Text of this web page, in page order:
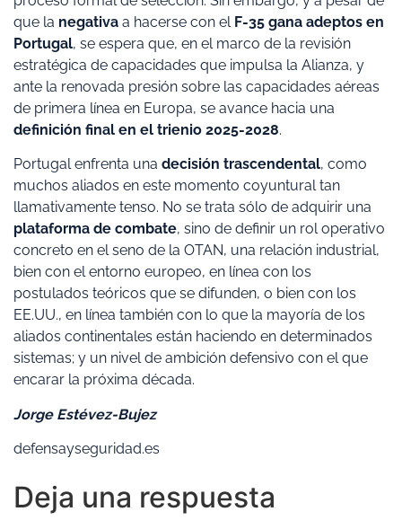
que la negativa a hacerse con el F-35 gana adeptos en
Portugal, se espera que, en el marco de la revisión
estratégica de capacidades que impulsa la Alianza, y
ante la renovada presión sobre las capacidades aéreas
de primera línea en Europa, se avance hacia una
definición final en el trienio 2025-2028.
Portugal enfrenta una decisión trascendental, como
muchos aliados en este momento coyuntural tan
llamativamente tenso. No se trata sólo de adquirir una
plataforma de combate, sino de definir un rol operativo
concreto en el seno de la OTAN, una relación industrial,
bien con el entorno europeo, en línea con los
postulados teóricos que se difunden, o bien con los
EE.UU., en línea también con lo que la mayoría de los
aliados continentales están haciendo en determinados
sistemas; y un nivel de ambición defensivo con el que
encarar la próxima década.
Jorge Estévez-Bujez
defensayseguridad.es
Deja una respuesta